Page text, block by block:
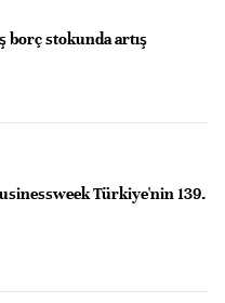
borç stokunda artış
Türkiye'nin 139.